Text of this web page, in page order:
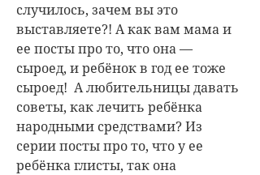
случилось, зачем вы это
выставляете?! А как вам мама и
ее посты про то, что она —
сыроед, и ребёнок в год ее тоже
сыроед! А любительницы давать
советы, как лечить ребёнка
народными средствами? Из
серии посты про то, что у ее
ребёнка глисты, так она